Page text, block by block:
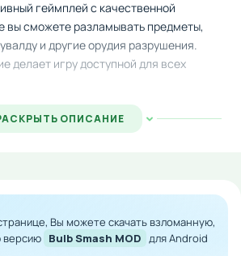
геймплей с качественной
вы сможете разламывать предметы,
и другие орудия разрушения.
делает игру доступной для всех
на принципе попадания по различным
— светильникам, хрупким предметам
бомбе приведёт к провалу и
всё заново.
ОПИСАНИЕ
Вы можете скачать взломанную,
Bulb Smash MOD для Android